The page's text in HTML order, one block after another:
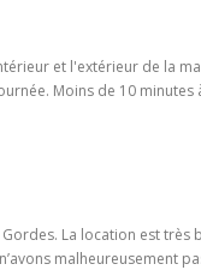
et l'extérieur de la
Moins de 10
La location est très
malheureusement